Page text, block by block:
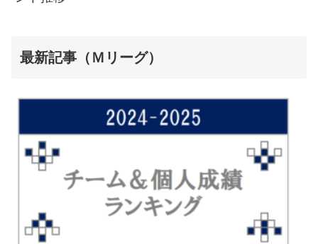
最新記事（Ｍリーグ）